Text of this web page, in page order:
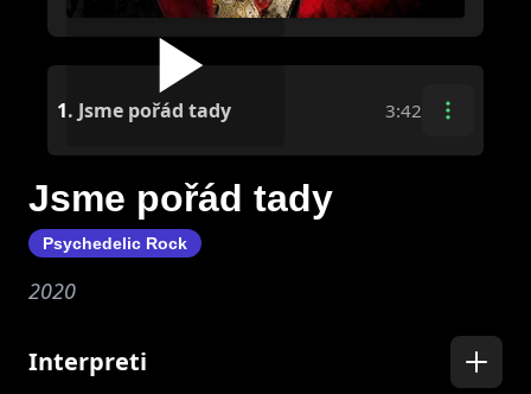
1. Jsme pořád tady 3:42
Jsme pořád tady
Psychedelic Rock
2020
Interpreti